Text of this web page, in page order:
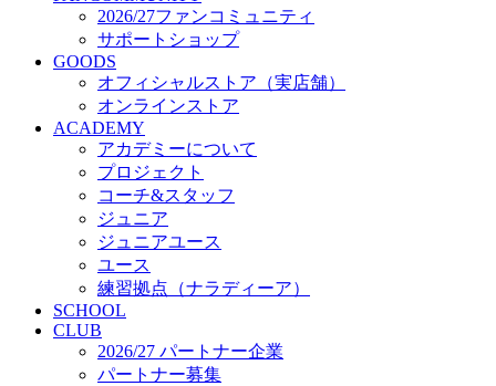
クラブ理念
クラブ情報
サステナビリティ
Web制作支援
応援プロジェクト
2026/27ファンコミュニティ
サポートショップ
GOODS
オフィシャルストア（実店舗）
オンラインストア
ACADEMY
アカデミーについて
プロジェクト
コーチ&スタッフ
ジュニア
ジュニアユース
ユース
練習拠点（ナラディーア）
SCHOOL
CLUB
2026/27 パートナー企業
パートナー募集